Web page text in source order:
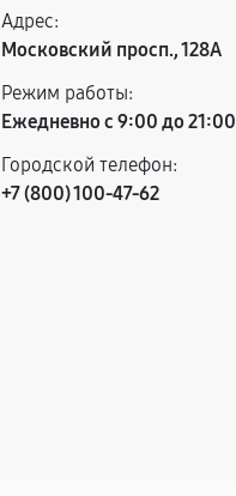
Адрес:
Московский просп., 128А
Режим работы:
Ежедневно с 9:00 до 21:00
Городской телефон:
+7 (800) 100-47-62